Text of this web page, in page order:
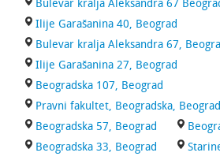
Bulevar kralja Aleksandra 67
Ilije Garašanina 40, Beograd
Bulevar kralja Aleksandra 67,
Ilije Garašanina 27, Beograd
Beogradska 107, Beograd
Pravni fakultet, Beogradska, Beograd
Beogradska 57, Beograd
Beogradska 33, Beograd